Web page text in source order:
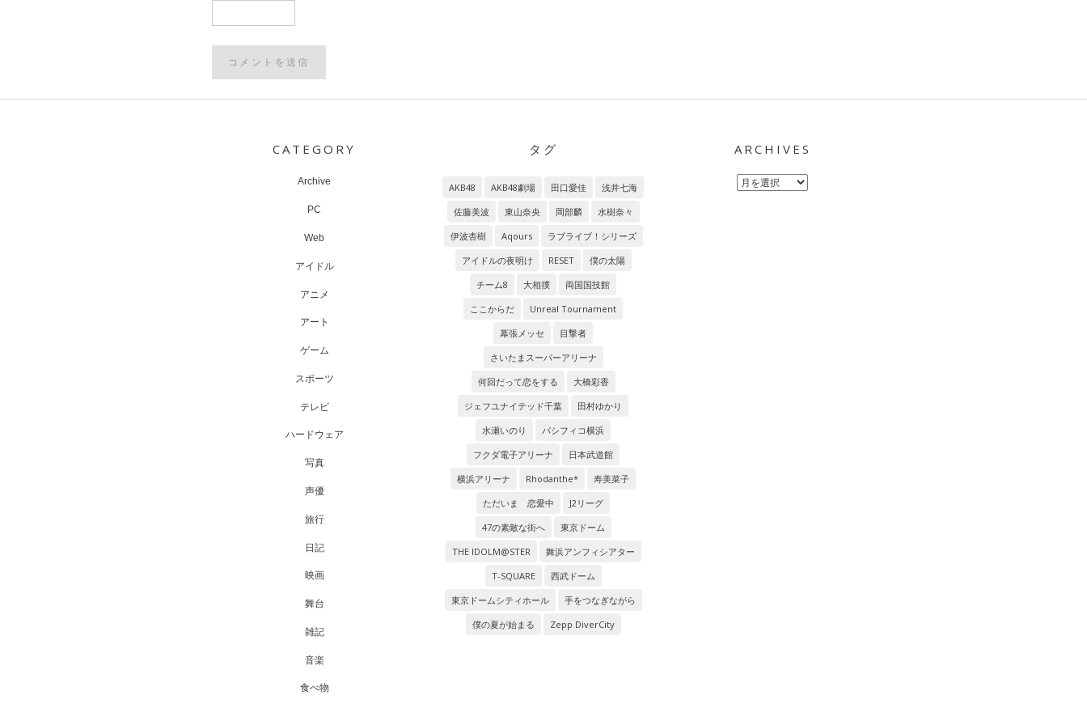
CATEGORY
Archive
PC
Web
アイドル
アニメ
アート
ゲーム
スポーツ
テレビ
ハードウェア
写真
声優
旅行
日記
映画
舞台
雑記
音楽
食べ物
タグ
AKB48 AKB48劇場 田口愛佳
浅井七海
佐藤美波
東山奈央 岡部麟
水樹奈々
伊波杏樹
Aqours
ラブライブ！シリーズ
アイドルの夜明け
RESET
僕の太陽
チーム8
大相撲
両国国技館
ここからだ
Unreal Tournament
幕張メッセ
目撃者
さいたまスーパーアリーナ
何回だって恋をする
大橋彩香
ジェフユナイテッド千葉
田村ゆかり
水瀬いのり
パシフィコ横浜
フクダ電子アリーナ
日本武道館
横浜アリーナ
Rhodanthe*
寿美菜子
ただいま 恋愛中
J2リーグ
47の素敵な街へ
東京ドーム
THE IDOLM@STER
舞浜アンフィシアター
T-SQUARE
西武ドーム
東京ドームシティホール
手をつなぎながら
僕の夏が始まる
Zepp DiverCity
ARCHIVES
Archives